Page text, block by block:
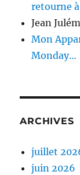
retourne
Jean
Mon
Monday…
ARCHIVES
juillet
juin 2026